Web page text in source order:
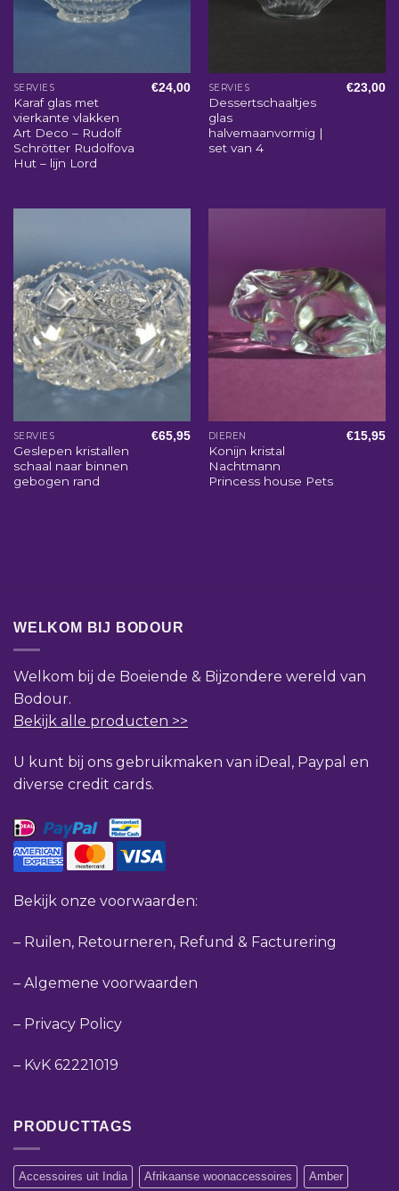
SERVIES
Karaf glas met
vierkante vlakken
Art Deco – Rudolf
Schrötter Rudolfova
Hut – lijn Lord
€24,00 SERVIES
Dessertschaaltjes
glas
halvemaanvormig |
set van 4
€23,00
SERVIES
Geslepen kristallen
schaal naar binnen
gebogen rand
€65,95 DIEREN
Konijn kristal
Nachtmann
Princess house Pets
€15,95
WELKOM BIJ BODOUR
Welkom bij de Boeiende & Bijzondere wereld van
Bodour.
Bekijk alle producten >>
U kunt bij ons gebruikmaken van iDeal, Paypal en
diverse credit cards.
Bekijk onze voorwaarden:
– Ruilen, Retourneren, Refund & Facturering
– Algemene voorwaarden
– Privacy Policy
– KvK 62221019
PRODUCTTAGS
Accessoires uit India Afrikaanse woonaccessoires Amber